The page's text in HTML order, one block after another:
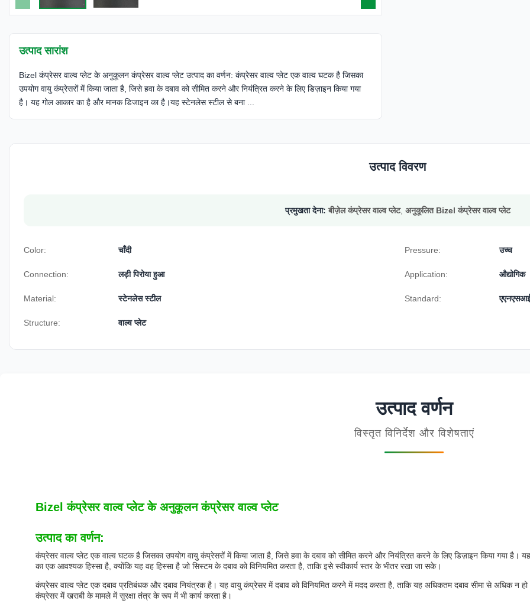
उत्पाद सारांश
Bizel कंप्रेसर वाल्व प्लेट के अनुकूलन कंप्रेसर वाल्व प्लेट उत्पाद का वर्णन: कंप्रेसर वाल्व प्लेट एक वाल्व घटक है जिसका
उपयोग वायु कंप्रेसरों में किया जाता है, जिसे हवा के दबाव को सीमित करने और नियंत्रित करने के लिए डिज़ाइन किया गया
है। यह गोल आकार का है और मानक डिजाइन का है।यह स्टेनलेस स्टील से बना ...
उत्पाद विवरण
प्रमुखता देना: बीज़ेल कंप्रेसर वाल्व प्लेट, अनुकूलित Bizel कंप्रेसर वाल्व प्लेट
Color: चाँदी Pressure: उच्च
Connection: लड़ी पिरोया हुआ Application: औद्योगिक
Material: स्टेनलेस स्टील Standard:
Structure: वाल्व प्लेट
उत्पाद वर्णन
विस्तृत विनिर्देश और विशेषताएं
Bizel कंप्रेसर वाल्व प्लेट के अनुकूलन कंप्रेसर वाल्व प्लेट
उत्पाद का वर्णन:
कंप्रेसर वाल्व प्लेट एक वाल्व घटक है जिसका उपयोग वायु कंप्रेसरों में किया जाता है, जिसे हवा के दबाव को सीमित करने और नियंत्रित करने के लिए डिज़ाइन किया गया
का एक आवश्यक हिस्सा है, क्योंकि यह वह हिस्सा है जो सिस्टम के दबाव को विनियमित करता है, ताकि इसे स्वीकार्य स्तर के भीतर रखा जा सके।
कंप्रेसर वाल्व प्लेट एक दबाव प्रतिबंधक और दबाव नियंत्रक है। यह वायु कंप्रेसर में दबाव को विनियमित करने में मदद करता है, ताकि यह अधिकतम दबाव सीमा से अधिक न
कंप्रेसर में खराबी के मामले में सुरक्षा तंत्र के रूप में भी कार्य करता है।